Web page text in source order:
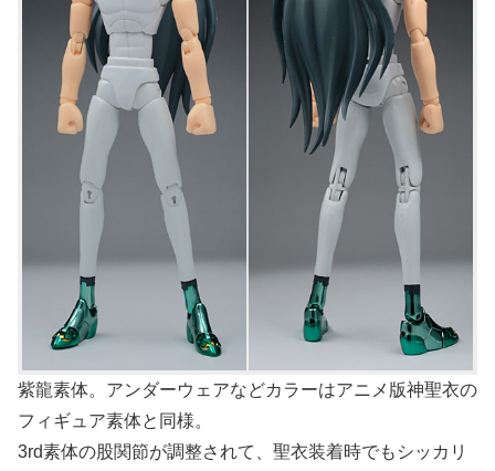
紫龍素体。アンダーウェアなどカラーはアニメ版神聖衣の
フィギュア素体と同様。
3rd素体の股関節が調整されて、聖衣装着時でもシッカリ